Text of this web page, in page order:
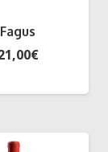
Fagus
€